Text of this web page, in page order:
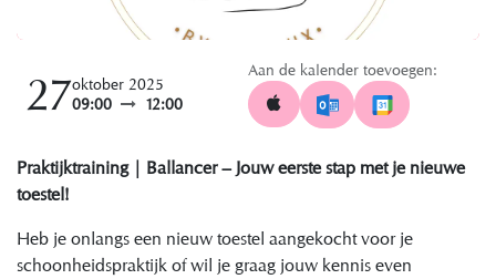
27oktober 2025
09:00
12:00
Aan de kalender toevoegen:
Praktijktraining | Ballancer – Jouw eerste stap met je nieuwe
toestel!
Heb je onlangs een nieuw toestel aangekocht voor je
schoonheidspraktijk of wil je graag jouw kennis even